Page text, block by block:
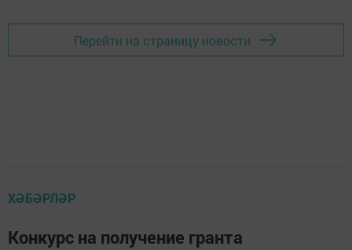
Перейти на страницу новости
ХӘБӘРЛӘР
Конкурс на получение гранта